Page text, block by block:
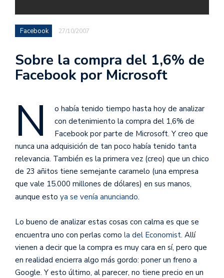
Facebook 27/10/2007
Sobre la compra del 1,6% de
Facebook por Microsoft
N
o había tenido tiempo hasta hoy de analizar
con detenimiento la compra del 1,6% de
Facebook por parte de Microsoft. Y creo que
nunca una adquisición de tan poco había tenido tanta
relevancia. También es la primera vez (creo) que un chico
de 23 añitos tiene semejante caramelo (una empresa
que vale 15.000 millones de dólares) en sus manos,
aunque esto ya se venía anunciando.
Lo bueno de analizar estas cosas con calma es que se
encuentra uno con perlas como la del Economist. Allí
vienen a decir que la compra es muy cara en sí, pero que
en realidad encierra algo más gordo: poner un freno a
Google. Y esto último, al parecer, no tiene precio en un